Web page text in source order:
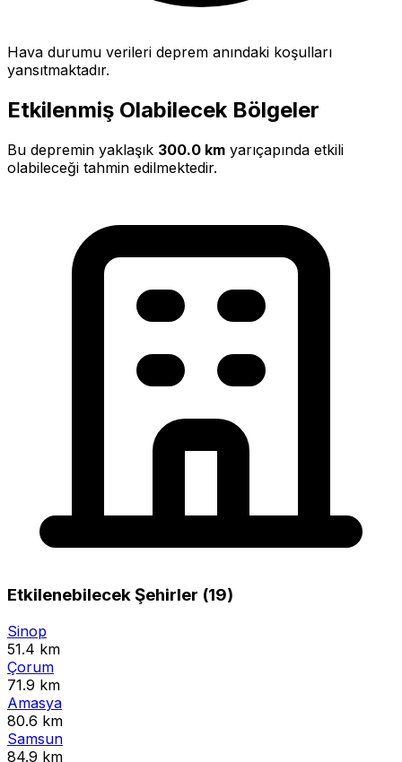
Hava durumu verileri deprem anındaki koşulları
yansıtmaktadır.
Etkilenmiş Olabilecek Bölgeler
Bu depremin yaklaşık 300.0 km yarıçapında etkili
olabileceği tahmin edilmektedir.
Etkilenebilecek Şehirler (19)
Sinop
51.4 km
Çorum
71.9 km
Amasya
80.6 km
Samsun
84.9 km